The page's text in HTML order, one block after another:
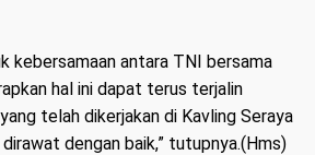
kebersamaan antara TNI bersama
hal ini dapat terus terjalin
telah dikerjakan di Kavling Seraya
dengan baik,” tutupnya.(Hms)